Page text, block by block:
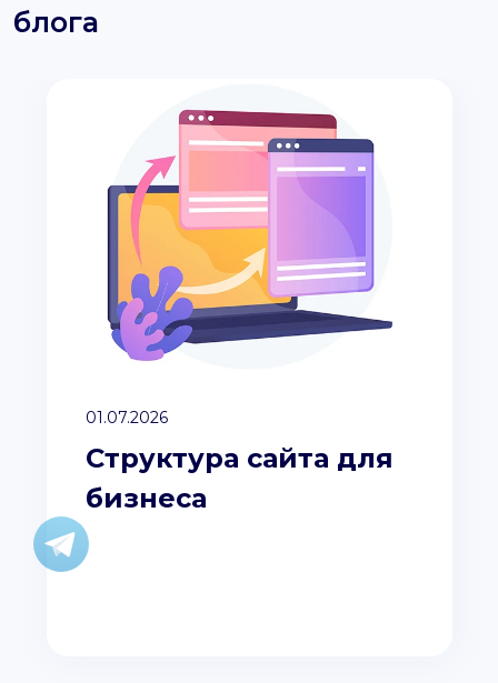
блога
01.07.2026
Структура сайта для
бизнеса